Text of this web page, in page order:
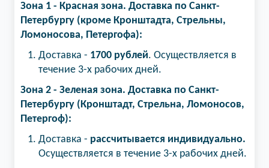
Зона 1 - Красная зона. Доставка по Санкт-
Петербургу (кроме Кронштадта, Стрельны,
Ломоносова, Петергофа):
Доставка - 1700 рублей. Осуществляется в
течение 3-х рабочих дней.
Зона 2 - Зеленая зона.​ Доставка по Санкт-
Петербургу (Кронштадт, Стрельна, Ломоносов,
Петергоф):
Доставка - рассчитывается индивидуально.
Осуществляется в течение 3-х рабочих дней.